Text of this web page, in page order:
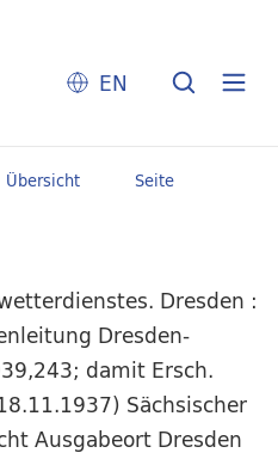
EN
Übersicht Seite
Dresden :
Dresden-
damit Ersch.
Sächsischer
Ausgabeort Dresden